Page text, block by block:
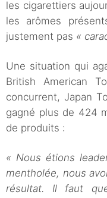
les cigarettiers
les arômes
justement pas «
Une situation qui
British American
concurrent, Japan
gagné plus de 424
de produits :
« Nous étions
mentholée, nous
résultat. Il faut